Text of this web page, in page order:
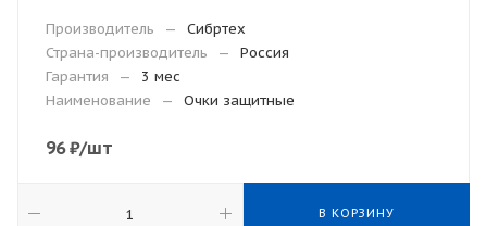
Производитель —
Сибртех
Страна-производитель
—
Россия
Гарантия
—
3 мес
Наименование
— Очки защитные
96₽/шт
В КОРЗИНУ